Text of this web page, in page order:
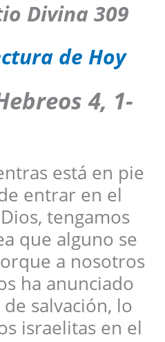
Divina 309
de Hoy
4, 1-
está en pie
entrar en el
tengamos
que alguno se
a nosotros
ha anunciado
salvación, lo
israelitas en el